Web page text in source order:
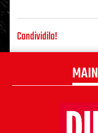
Condividilo!